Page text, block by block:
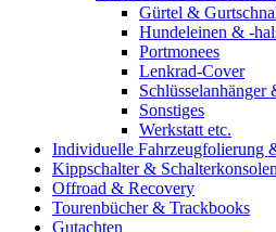
Gürtel &
Hundeleinen & -
Portmonees
Lenkrad-Cover
Schlüsselanhänger
Sonstiges
Werkstatt etc.
Individuelle Fahrzeugfolierung
Kippschalter & Schalterkonsolen
Offroad & Recovery
Tourenbücher & Trackbooks
Gutachten